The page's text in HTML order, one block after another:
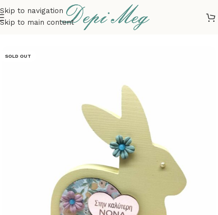
Skip to navigation
Skip to main content
ΕΠΟΧΙΑΚΑ ΔΙΑΚΟΣΜΗΣΗ
SOLD OUT